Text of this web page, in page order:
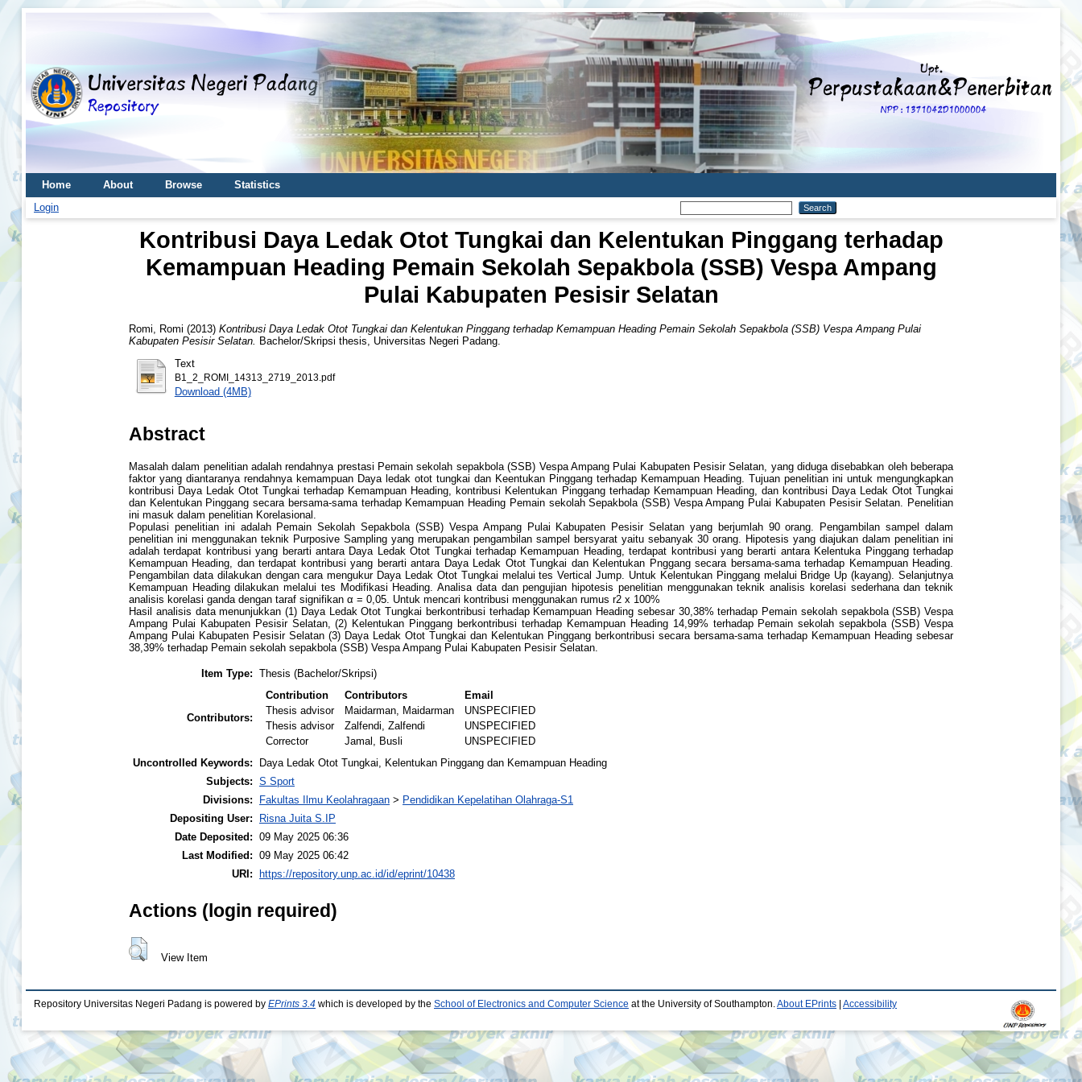
Home About Browse
Statistics
Login
Kontribusi Daya Ledak Otot Tungkai dan Kelentukan Pinggang terhadap
Kemampuan Heading Pemain Sekolah Sepakbola (SSB) Vespa Ampang
Pulai Kabupaten Pesisir Selatan
Romi, Romi (2013) Kontribusi Daya Ledak Otot Tungkai dan Kelentukan Pinggang terhadap Kemampuan Heading Pemain Sekolah Sepakbola (SSB) Vespa Ampang Pulai
Kabupaten Pesisir Selatan.
Bachelor/Skripsi thesis, Universitas Negeri Padang.
Text
B1_2_ROMI_14313_2719_2013.pdf
Download (4MB)
Abstract
Masalah dalam penelitian adalah rendahnya prestasi Pemain sekolah sepakbola (SSB) Vespa Ampang Pulai Kabupaten Pesisir Selatan, yang diduga disebabkan oleh beberapa
faktor yang diantaranya rendahnya kemampuan Daya ledak otot tungkai dan Keentukan Pinggang terhadap Kemampuan Heading. Tujuan penelitian ini untuk mengungkapkan
kontribusi Daya Ledak Otot Tungkai terhadap Kemampuan Heading, kontribusi Kelentukan Pinggang terhadap Kemampuan Heading, dan kontribusi Daya Ledak Otot Tungkai
dan Kelentukan Pinggang secara bersama-sama terhadap Kemampuan Heading Pemain sekolah Sepakbola (SSB) Vespa Ampang Pulai Kabupaten Pesisir Selatan. Penelitian
ini masuk dalam penelitian Korelasional.
Populasi penelitian ini adalah Pemain Sekolah Sepakbola (SSB) Vespa Ampang Pulai Kabupaten Pesisir Selatan yang berjumlah 90 orang. Pengambilan sampel dalam
penelitian ini menggunakan teknik Purposive Sampling yang merupakan pengambilan sampel bersyarat yaitu sebanyak 30 orang. Hipotesis yang diajukan dalam penelitian ini
adalah terdapat kontribusi yang berarti antara Daya Ledak Otot Tungkai terhadap Kemampuan Heading, terdapat kontribusi yang berarti antara Kelentuka Pinggang terhadap
Kemampuan Heading, dan terdapat kontribusi yang berarti antara Daya Ledak Otot Tungkai dan Kelentukan Pnggang secara bersama-sama terhadap Kemampuan Heading.
Pengambilan data dilakukan dengan cara mengukur Daya Ledak Otot Tungkai melalui tes Vertical Jump. Untuk Kelentukan Pinggang melalui Bridge Up (kayang). Selanjutnya
Kemampuan Heading dilakukan melalui tes Modifikasi Heading. Analisa data dan pengujian hipotesis penelitian menggunakan teknik analisis korelasi sederhana dan teknik
analisis korelasi ganda dengan taraf signifikan α = 0,05. Untuk mencari kontribusi menggunakan rumus r2 x 100%
Hasil analisis data menunjukkan (1) Daya Ledak Otot Tungkai berkontribusi terhadap Kemampuan Heading sebesar 30,38% terhadap Pemain sekolah sepakbola (SSB) Vespa
Ampang Pulai Kabupaten Pesisir Selatan, (2) Kelentukan Pinggang berkontribusi terhadap Kemampuan Heading 14,99% terhadap Pemain sekolah sepakbola (SSB) Vespa
Ampang Pulai Kabupaten Pesisir Selatan (3) Daya Ledak Otot Tungkai dan Kelentukan Pinggang berkontribusi secara bersama-sama terhadap Kemampuan Heading sebesar
38,39% terhadap Pemain sekolah sepakbola (SSB) Vespa Ampang Pulai Kabupaten Pesisir Selatan.
Item Type: Thesis (Bachelor/Skripsi)
Contributors:
Contribution Contributors
Email
Thesis advisor
Maidarman, Maidarman
UNSPECIFIED
Thesis advisor
Zalfendi, Zalfendi
UNSPECIFIED
Corrector
Jamal, Busli
UNSPECIFIED
Uncontrolled Keywords:
Daya Ledak Otot Tungkai, Kelentukan Pinggang dan Kemampuan Heading
Subjects: S Sport
Divisions:
Fakultas Ilmu Keolahragaan > Pendidikan Kepelatihan Olahraga-S1
Depositing User:
Risna Juita S.IP
Date Deposited: 09 May 2025 06:36
Last Modified: 09 May 2025 06:42
URI:
https://repository.unp.ac.id/id/eprint/10438
Actions (login required)
View Item
Repository Universitas Negeri Padang is powered by EPrints 3.4 which is developed by the School of Electronics and Computer Science at the University of Southampton.About EPrints Accessibility